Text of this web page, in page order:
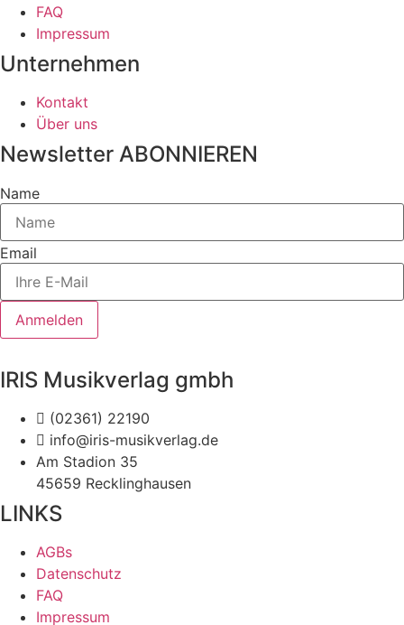
FAQ
Impressum
Unternehmen
Kontakt
Über uns
Newsletter ABONNIEREN
Name
Email
Anmelden
IRIS Musikverlag gmbh
(02361) 22190
info@iris-musikverlag.de
Am Stadion 35
45659 Recklinghausen
LINKS
AGBs
Datenschutz
FAQ
Impressum